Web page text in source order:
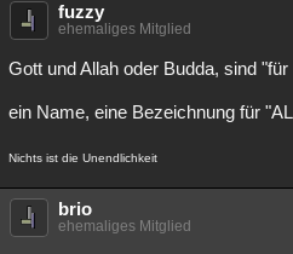
fuzzy
ehemaliges Mitglied
Gott und Allah oder Budda, sind
ein Name, eine Bezeichnung für
Nichts ist die Unendlichkeit
brio
ehemaliges Mitglied